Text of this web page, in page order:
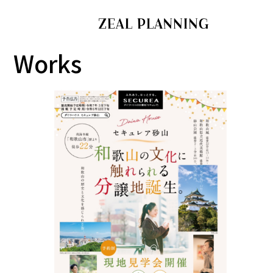
Works